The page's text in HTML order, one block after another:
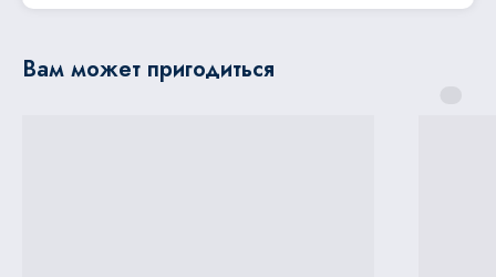
Вам может пригодиться